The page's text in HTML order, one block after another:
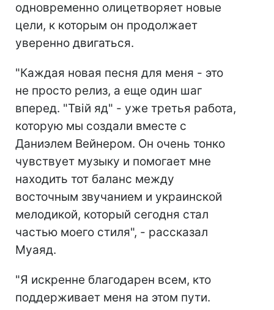
одновременно олицетворяет новые
цели, к которым он продолжает
уверенно двигаться.
"Каждая новая песня для меня - это
не просто релиз, а еще один шаг
вперед. "Твій яд" - уже третья работа,
которую мы создали вместе с
Даниэлем Вейнером. Он очень тонко
чувствует музыку и помогает мне
находить тот баланс между
восточным звучанием и украинской
мелодикой, который сегодня стал
частью моего стиля", - рассказал
Муаяд.
"Я искренне благодарен всем, кто
поддерживает меня на этом пути.